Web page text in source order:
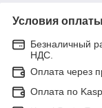
Условия оплаты
Безналичный
НДС.
Оплата через
Оплата по